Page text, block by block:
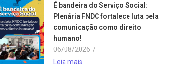
É bandeira do Serviço Social:
Plenária FNDC fortalece luta pela
comunicação como direito
humano!
06/08/2026 /
Leia mais